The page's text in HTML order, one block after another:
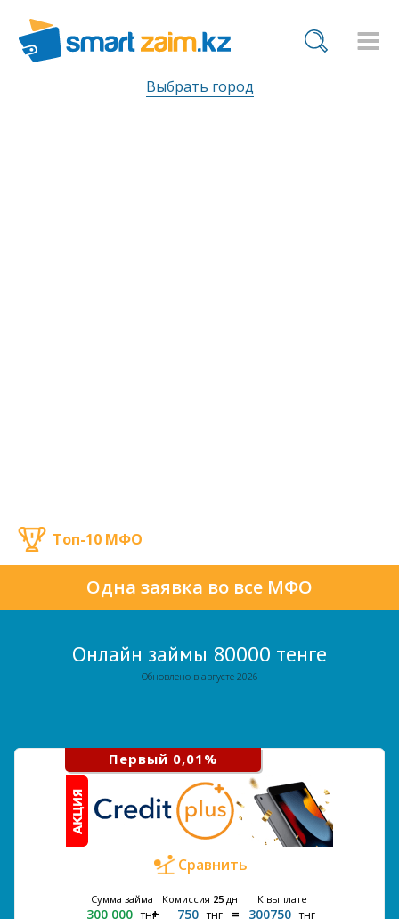
Выбрать город
Одна заявка во все МФО
Топ-10 МФО
Онлайн займы 80000 тенге
Обновлено в августе 2026
Первый 0,01%
Сравнить
Сумма займа
300 000 тнг
Комиссия 25дн
750 тнг
К выплате
300750 тнг